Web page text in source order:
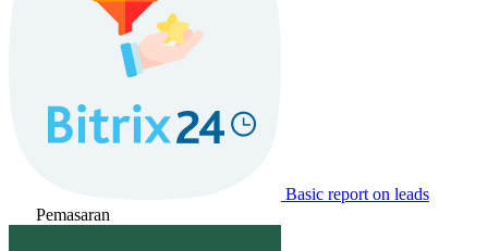
Basic report on leads
Pemasaran